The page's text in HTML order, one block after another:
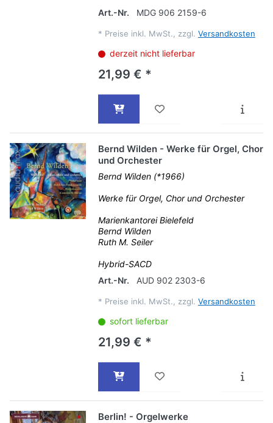
Art.-Nr.
MDG 906 2159-6
* Preise inkl. MwSt., zzgl. Versandkosten
derzeit nicht lieferbar
21,99 € *
Bernd Wilden - Werke für Orgel, Chor
und Orchester
Bernd Wilden (*1966)
Werke für Orgel, Chor und Orchester
Marienkantorei Bielefeld
Bernd Wilden
Ruth M. Seiler
Hybrid-SACD
Art.-Nr.
AUD 902 2303-6
* Preise inkl. MwSt., zzgl. Versandkosten
sofort lieferbar
21,99 € *
Berlin! - Orgelwerke